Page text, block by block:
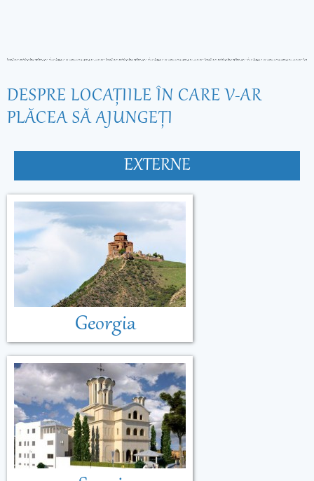
DESPRE LOCAŢIILE ÎN CARE V-AR
PLĂCEA SĂ AJUNGEŢI
EXTERNE
Georgia